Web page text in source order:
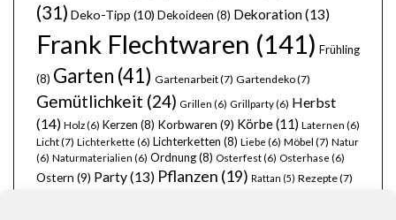
(31) Deko-Tipp (10) Dekoideen (8) Dekoration(13)
Frank Flechtwaren (141) Frühling
(8) Garten (41) Gartenarbeit(7) Gartendeko(7)
Gemütlichkeit (24) Grillen (6) Grillparty(6) Herbst
(14) Holz(6) Kerzen (8) Korbwaren (9) Körbe(11) Laternen (6)
Licht(7) Lichterkette (6) Lichterketten (8) Liebe (6) Möbel (7) Natur
(6) Naturmaterialien (6) Ordnung(8) Osterfest(6) Osterhase (6)
Ostern (9) Party(13) Pflanzen (19) Rattan (5) Rezepte(7)